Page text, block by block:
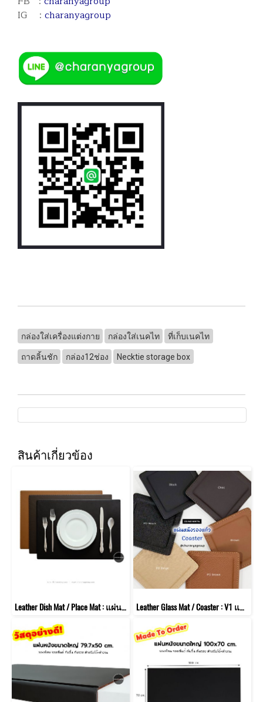
IG : charanyagroup
กล่องใส่เครื่องแต่งกาย กล่องใส่เนคไท ที่เก็บเนคไท
ถาดลิ้นชัก กล่อง12ช่อง Necktie storage box
สินค้าเกี่ยวข้อง
Leather Dish Mat / Place Mat : แผ่นหนังรองภาชนะ รองจาน ถ้วยชาม บนโต๊ะอาหาร Leather Glass Mat / Coaster : V1 แผ่นหนังรองแก้วน้ำ แก้วกาแฟ แบบสี่เหลี่ยม